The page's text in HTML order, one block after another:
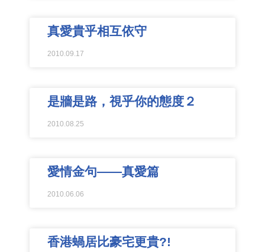
真愛貴乎相互依守
2010.09.17
是牆是路，視乎你的態度２
2010.08.25
愛情金句——真愛篇
2010.06.06
香港蝸居比豪宅更貴?!